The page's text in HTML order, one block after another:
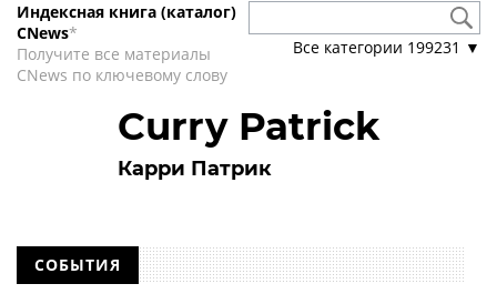
Индексная книга (каталог)
CNews*
Получите все материалы
CNews по ключевому слову
Все категории 199231 ▼
Curry Patrick
Карри Патрик
СОБЫТИЯ